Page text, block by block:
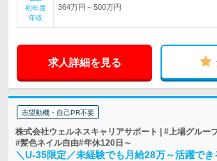
初年度
年収
364万円～500万円
求人詳細を見る
志望動機・自己PR不要
株式会社ウェルネスキャリアサポート | #上場グルー
#髪色ネイル自由#年休120日～
＼U-35限定／未経験でも月給28万～活躍で